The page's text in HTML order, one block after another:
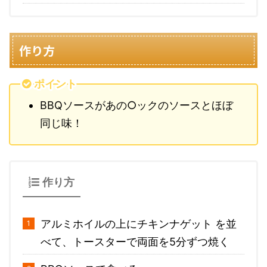
作り方
ポイント
BBQソースがあの○ックのソースとほぼ
同じ味！
作り方
アルミホイルの上にチキンナゲット を並
べて、トースターで両面を5分ずつ焼く